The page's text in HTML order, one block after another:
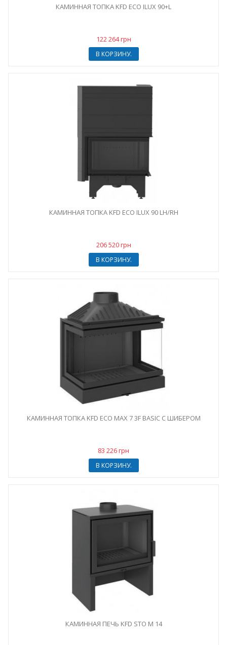
КАМИННАЯ ТОПКА KFD ECO ILUX 90+L
122 264 грн
В КОРЗИНУ.
КАМИННАЯ ТОПКА KFD ECO ILUX 90 LH/RH
206 520 грн
В КОРЗИНУ.
КАМИННАЯ ТОПКА KFD ECO MAX 7 3F BASIC С ШИБЕРОМ
83 226 грн
В КОРЗИНУ.
КАМИННАЯ ПЕЧЬ KFD STO M 14